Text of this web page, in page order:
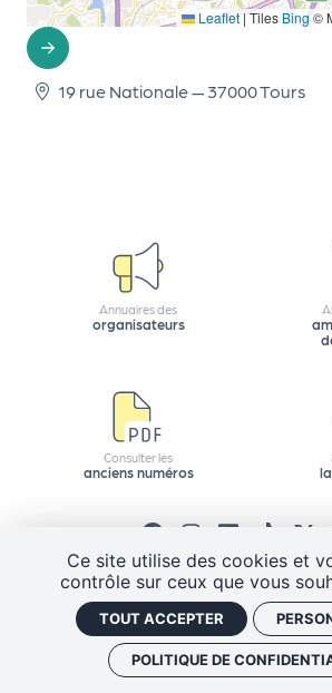
Ce site utilise des cookies et
contrôle sur ceux que vous
TOUT ACCEPTER
POLITIQUE DE
Leaflet | Tiles Bing ©
19 rue Nationale — 37000 Tours
Annuaires des
organisateurs
Consulter les
anciens numéros
CGV Mentions légales
Politique de confidentialité
J'ai un code promo
Retrouver
s
a
P
r
e
n
é
v
è